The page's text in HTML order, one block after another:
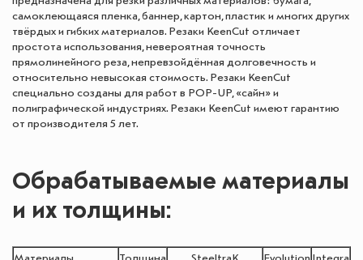
самоклеющаяся пленка, баннер, картон, пластик и многих других
твёрдых и гибких материалов. Резаки KeenCut отличает
простота использования, невероятная точность
прямолинейного реза, непревзойдённая долговечность и
относительно невысокая стоимость. Резаки KeenCut
специально созданы для работ в POP-UP, «сайн» и
полиграфической индустриях. Резаки KeenCut имеют гарантию
от производителя 5 лет.
Обрабатываемые материалы
и их толщины: